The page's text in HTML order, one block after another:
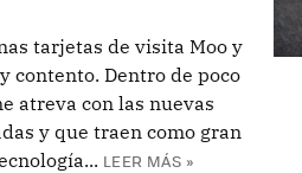
tarjetas de visita Moo y
contento. Dentro de poco
atreva con las nuevas
y que traen como gran
LEER MÁS »